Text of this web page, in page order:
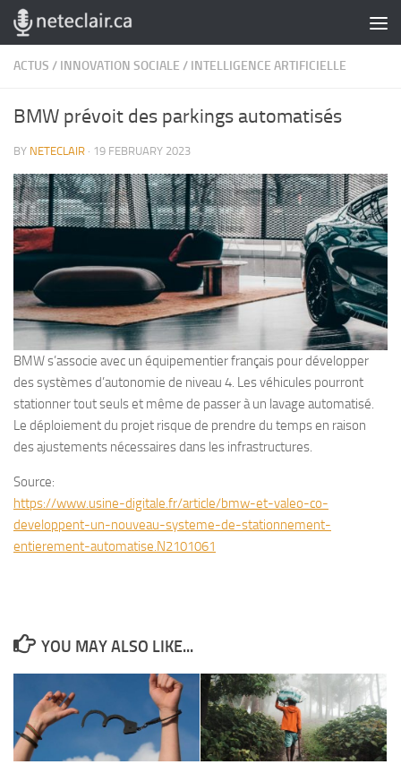
Skip to content
ACTUS / INNOVATION SOCIALE / INTELLIGENCE ARTIFICIELLE
BMW prévoit des parkings automatisés
BY NETECLAIR · 19 FEBRUARY 2023
BMW s’associe avec un équipementier français pour développer
des systèmes d’autonomie de niveau 4. Les véhicules pourront
stationner tout seuls et même de passer à un lavage automatisé.
Le déploiement du projet risque de prendre du temps en raison
des ajustements nécessaires dans les infrastructures.
Source:
https://www.usine-digitale.fr/article/bmw-et-valeo-co-
developpent-un-nouveau-systeme-de-stationnement-
entierement-automatise.N2101061
YOU MAY ALSO LIKE...